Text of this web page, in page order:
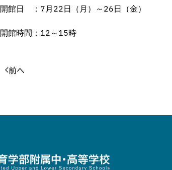
開館日 ：7月22日（月）～26日（金）
開館時間：12～15時
前へ